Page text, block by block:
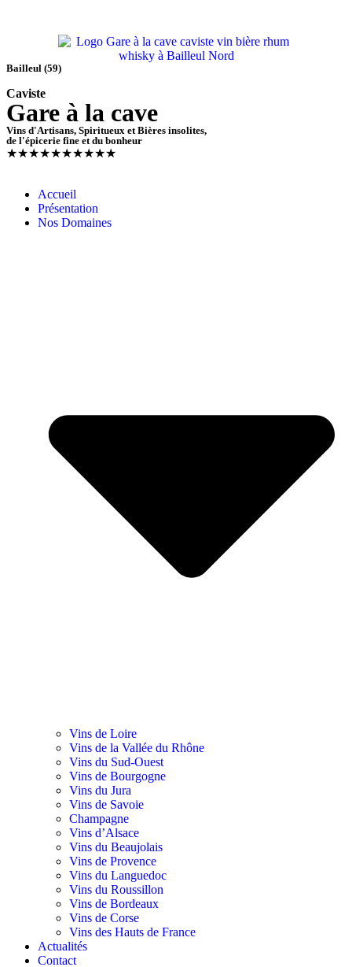
Bailleul (59)
Caviste
Gare à la cave
Vins d'Artisans, Spiritueux et Bières insolites,
de l'épicerie fine et du bonheur
★★★★★★★★★★
Accueil
Présentation
Nos Domaines
Vins de Loire
Vins de la Vallée du Rhône
Vins du Sud-Ouest
Vins de Bourgogne
Vins du Jura
Vins de Savoie
Champagne
Vins d’Alsace
Vins du Beaujolais
Vins de Provence
Vins du Languedoc
Vins du Roussillon
Vins de Bordeaux
Vins de Corse
Vins des Hauts de France
Actualités
Contact